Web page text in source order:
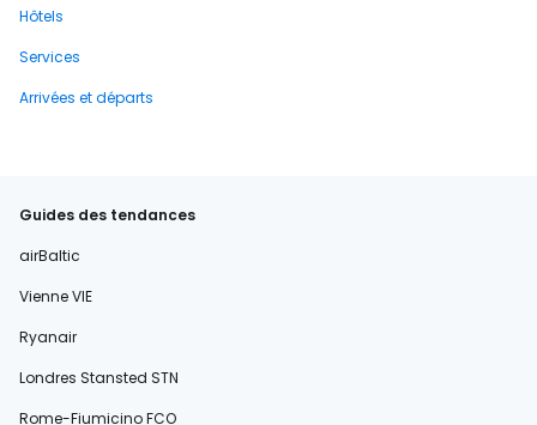
Hôtels
Services
Arrivées et départs
Guides des tendances
airBaltic
Vienne VIE
Ryanair
Londres Stansted STN
Rome-Fiumicino FCO